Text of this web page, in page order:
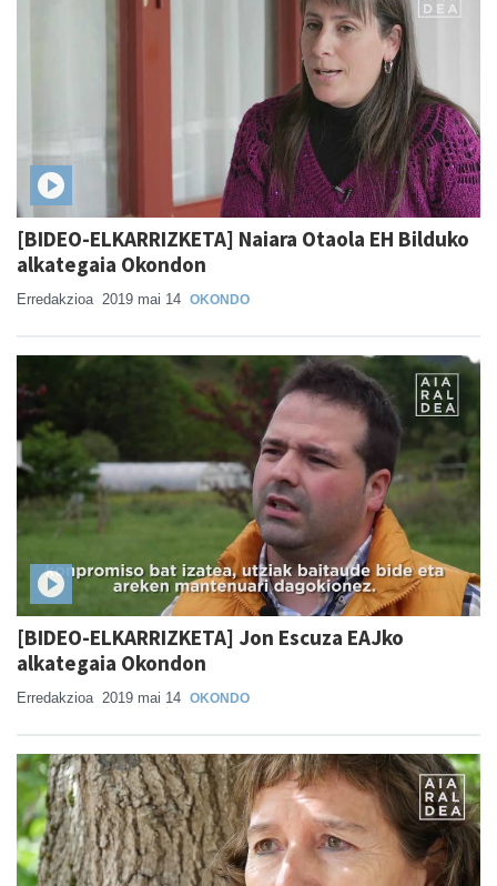
[BIDEO-ELKARRIZKETA] Naiara Otaola EH Bilduko
alkategaia Okondon
Erredakzioa 2019 mai 14 OKONDO
[BIDEO-ELKARRIZKETA] Jon Escuza EAJko
alkategaia Okondon
Erredakzioa 2019 mai 14 OKONDO